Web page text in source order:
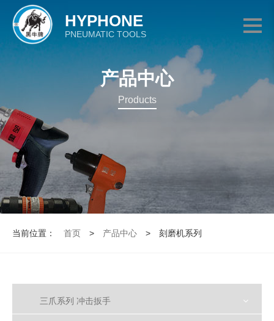
HYPHONE
PNEUMATIC TOOLS
产品中心
Products
当前位置： 首页 > 产品中心 > 刻磨机系列
三爪系列 冲击扳手